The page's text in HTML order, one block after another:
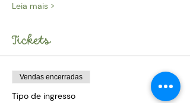
Leia mais >
Tickets
Vendas encerradas
Tipo de ingresso